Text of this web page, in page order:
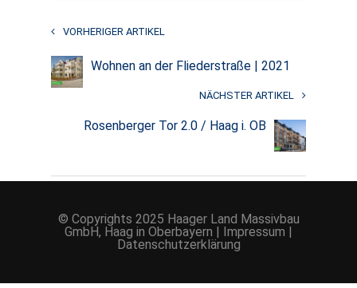
VORHERIGER ARTIKEL
Wohnen an der Fliederstraße | 2021
NÄCHSTER ARTIKEL
Rosenberger Tor 2.0 / Haag i. OB
© Copyrights 2025 Haager Land Massivbau
GmbH, Haag in Oberbayern | Impressum |
Datenschutzerklärung